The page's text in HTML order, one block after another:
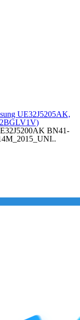
UE32J5205AK,
BN41-